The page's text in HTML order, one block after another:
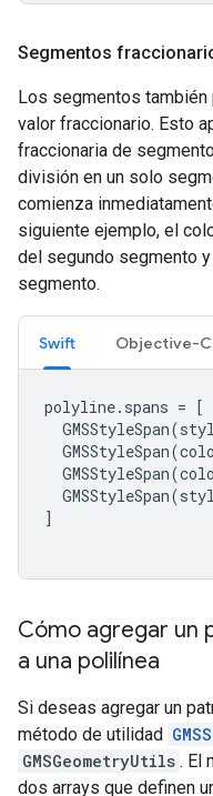
Segmentos
Los segmentos
valor fraccionario. Esto
fraccionaria de
división en un solo
comienza
siguiente ejemplo, el
del segundo segmento
segmento.
Swift Objective-C
polyline. spans =
[
GMSStyleSpan(
GMSStyleSpan(
GMSStyleSpan(
GMSStyleSpan(
]
Cómo agregar un
a una polilínea
Si deseas agregar un
método de utilidad
GMSGeometryUtils . El
dos arrays que definen